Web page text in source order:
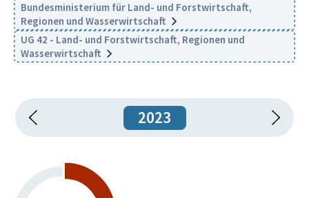
Bundesministerium für Land- und Forstwirtschaft,
Regionen und Wasserwirtschaft
UG 42 - Land- und Forstwirtschaft, Regionen und
Wasserwirtschaft
2023